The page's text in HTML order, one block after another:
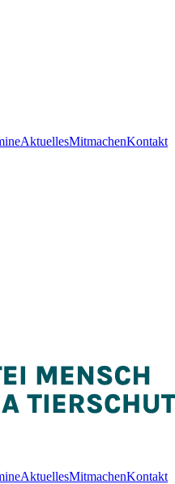
AktuellesMitmachenKontakt
AktuellesMitmachenKontakt